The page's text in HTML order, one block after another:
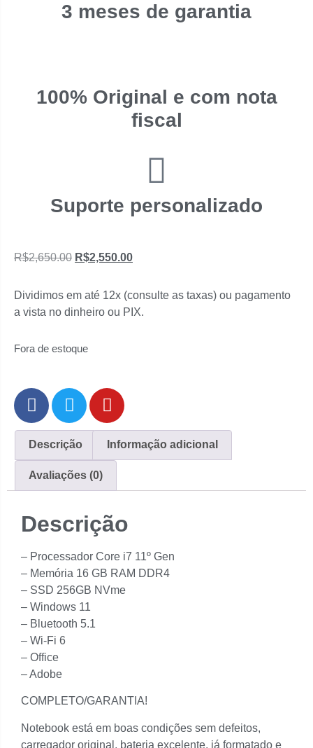
3 meses de garantia
100% Original e com nota
fiscal
Suporte personalizado
R$2,650.00 R$2,550.00
Dividimos em até 12x (consulte as taxas) ou pagamento
a vista no dinheiro ou PIX.
Fora de estoque
Descrição Informação adicional
Avaliações (0)
Descrição
– Processador Core i7 11º Gen
– Memória 16 GB RAM DDR4
– SSD 256GB NVme
– Windows 11
– Bluetooth 5.1
– ⁠Wi-Fi 6
– Office
– Adobe
COMPLETO/GARANTIA!
Notebook está em boas condições sem defeitos,
carregador original, bateria excelente, já formatado e